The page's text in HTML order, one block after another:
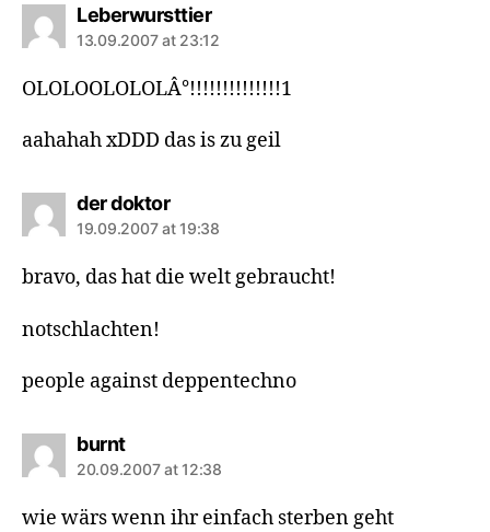
Leberwursttiersays:
13.09.2007 at 23:12
OLOLOOLOLOLÂ°!!!!!!!!!!!!!!1
aahahah xDDD das is zu geil
der doktorsays:
19.09.2007 at 19:38
bravo, das hat die welt gebraucht!
notschlachten!
people against deppentechno
burntsays:
20.09.2007 at 12:38
wie wärs wenn ihr einfach sterben geht